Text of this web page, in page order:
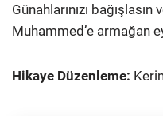
Günahlarınızı
Muhammed’e armağan
Hikaye Düzenleme: